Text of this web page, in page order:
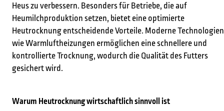
Heus zu verbessern. Besonders für Betriebe, die auf
Heumilchproduktion setzen, bietet eine optimierte
Heutrocknung entscheidende Vorteile. Moderne Technologien
wie Warmluftheizungen ermöglichen eine schnellere und
kontrollierte Trocknung, wodurch die Qualität des Futters
gesichert wird.
Warum Heutrocknung wirtschaftlich sinnvoll ist